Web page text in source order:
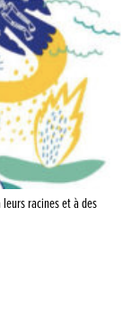
racines et à des